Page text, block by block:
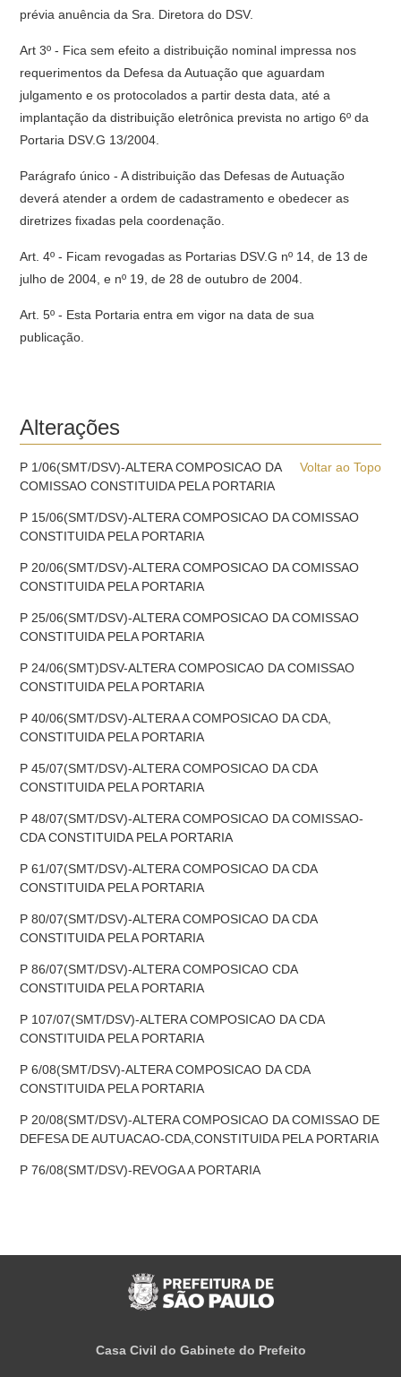
prévia anuência da Sra. Diretora do DSV.
Art 3º - Fica sem efeito a distribuição nominal impressa nos
requerimentos da Defesa da Autuação que aguardam
julgamento e os protocolados a partir desta data, até a
implantação da distribuição eletrônica prevista no artigo 6º da
Portaria DSV.G 13/2004.
Parágrafo único - A distribuição das Defesas de Autuação
deverá atender a ordem de cadastramento e obedecer as
diretrizes fixadas pela coordenação.
Art. 4º - Ficam revogadas as Portarias DSV.G nº 14, de 13 de
julho de 2004, e nº 19, de 28 de outubro de 2004.
Art. 5º - Esta Portaria entra em vigor na data de sua
publicação.
Alterações
Voltar ao Topo
P 1/06(SMT/DSV)-ALTERA COMPOSICAO DA
COMISSAO CONSTITUIDA PELA PORTARIA
P 15/06(SMT/DSV)-ALTERA COMPOSICAO DA COMISSAO
CONSTITUIDA PELA PORTARIA
P 20/06(SMT/DSV)-ALTERA COMPOSICAO DA COMISSAO
CONSTITUIDA PELA PORTARIA
P 25/06(SMT/DSV)-ALTERA COMPOSICAO DA COMISSAO
CONSTITUIDA PELA PORTARIA
P 24/06(SMT)DSV-ALTERA COMPOSICAO DA COMISSAO
CONSTITUIDA PELA PORTARIA
P 40/06(SMT/DSV)-ALTERA A COMPOSICAO DA CDA,
CONSTITUIDA PELA PORTARIA
P 45/07(SMT/DSV)-ALTERA COMPOSICAO DA CDA
CONSTITUIDA PELA PORTARIA
P 48/07(SMT/DSV)-ALTERA COMPOSICAO DA COMISSAO-
CDA CONSTITUIDA PELA PORTARIA
P 61/07(SMT/DSV)-ALTERA COMPOSICAO DA CDA
CONSTITUIDA PELA PORTARIA
P 80/07(SMT/DSV)-ALTERA COMPOSICAO DA CDA
CONSTITUIDA PELA PORTARIA
P 86/07(SMT/DSV)-ALTERA COMPOSICAO CDA
CONSTITUIDA PELA PORTARIA
P 107/07(SMT/DSV)-ALTERA COMPOSICAO DA CDA
CONSTITUIDA PELA PORTARIA
P 6/08(SMT/DSV)-ALTERA COMPOSICAO DA CDA
CONSTITUIDA PELA PORTARIA
P 20/08(SMT/DSV)-ALTERA COMPOSICAO DA COMISSAO DE
DEFESA DE AUTUACAO-CDA,CONSTITUIDA PELA PORTARIA
P 76/08(SMT/DSV)-REVOGA A PORTARIA
Casa Civil do Gabinete do Prefeito